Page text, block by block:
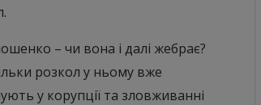
– чи вона і далі жебрає?
розкол у ньому вже
у корупції та зловживанні